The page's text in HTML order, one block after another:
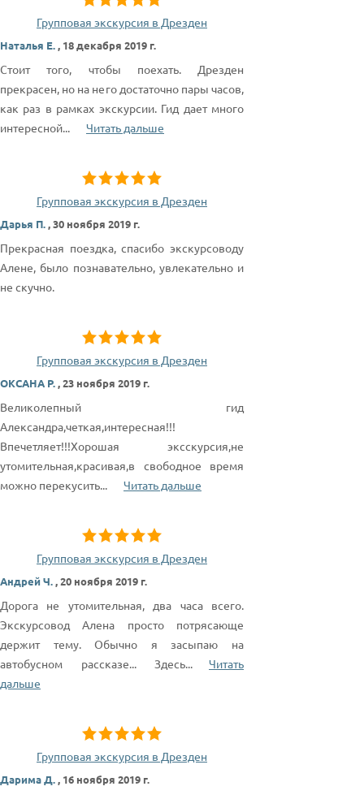
Групповая экскурсия в Дрезден
Наталья Е., 18 декабря 2019 г.
Стоит того, чтобы поехать. Дрезден
прекрасен, но на него достаточно пары часов,
как раз в рамках экскурсии. Гид дает много
интересной... Читать дальше
Групповая экскурсия в Дрезден
Дарья П.,30 ноября 2019 г.
Прекрасная поездка, спасибо экскурсоводу
Алене, было познавательно, увлекательно и
не скучно.
Групповая экскурсия в Дрезден
ОКСАНА Р.,23 ноября 2019 г.
Великолепный гид
Александра,четкая,интересная!!!
Впечетляет!!!Хорошая эксскурсия,не
утомительная,красивая,в свободное время
можно перекусить... Читать дальше
Групповая экскурсия в Дрезден
Андрей Ч.,20 ноября 2019 г.
Дорога не утомительная, два часа всего.
Экскурсовод Алена просто потрясающе
держит тему. Обычно я засыпаю на
автобусном рассказе... Здесь...
Читать
дальше
Групповая экскурсия в Дрезден
Дарима Д., 16 ноября 2019 г.